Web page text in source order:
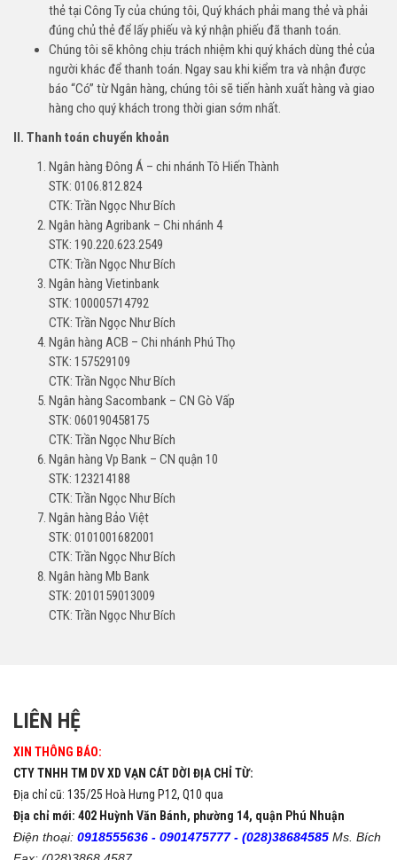
thẻ tại Công Ty của chúng tôi, Quý khách phải mang thẻ và phải
đúng chủ thẻ để lấy phiếu và ký nhận phiếu đã thanh toán.
Chúng tôi sẽ không chịu trách nhiệm khi quý khách dùng thẻ của
người khác để thanh toán. Ngay sau khi kiểm tra và nhận được
báo “Có” từ Ngân hàng, chúng tôi sẽ tiến hành xuất hàng và giao
hàng cho quý khách trong thời gian sớm nhất.
II. Thanh toán chuyển khoản
Ngân hàng Đông Á – chi nhánh Tô Hiến Thành
STK: 0106.812.824
CTK: Trần Ngọc Như Bích
Ngân hàng Agribank – Chi nhánh 4
STK: 190.220.623.2549
CTK: Trần Ngọc Như Bích
Ngân hàng Vietinbank
STK: 100005714792
CTK: Trần Ngọc Như Bích
Ngân hàng ACB – Chi nhánh Phú Thọ
STK: 157529109
CTK: Trần Ngọc Như Bích
Ngân hàng Sacombank – CN Gò Vấp
STK: 060190458175
CTK: Trần Ngọc Như Bích
Ngân hàng Vp Bank – CN quận 10
STK: 123214188
CTK: Trần Ngọc Như Bích
Ngân hàng Bảo Việt
STK: 0101001682001
CTK: Trần Ngọc Như Bích
Ngân hàng Mb Bank
STK: 2010159013009
CTK: Trần Ngọc Như Bích
LIÊN HỆ
XIN THÔNG BÁO:
CTY TNHH TM DV XD VẠN CÁT DỜI ĐỊA CHỈ TỪ:
Địa chỉ cũ: 135/25 Hoà Hưng P12, Q10 qua
Địa chỉ mới: 402 Huỳnh Văn Bánh, phường 14, quận Phú Nhuận
Điện thoại: 0918555636 - 0901475777 - (028)38684585 Ms. Bích